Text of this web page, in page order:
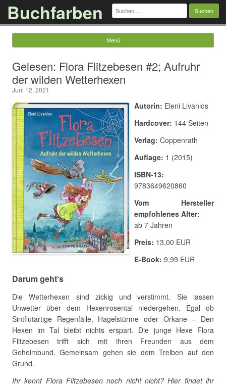
Buchfarben Suchen
nach:
Menü
Gelesen: Flora Flitzebesen #2; Aufruhr
der wilden Wetterhexen
Juni 12, 2021
Autorin: Eleni Livanios
Hardcover: 144 Seiten
Verlag: Coppenrath
Auflage: 1 (2015)
ISBN-13:
9783649620860
Vom Hersteller
empfohlenes Alter:
ab 7 Jahren
Preis: 13,00 EUR
E-Book: 9,99 EUR
Darum geht‘s
Die Wetterhexen sind zickig und verstimmt. Sie lassen
Unwetter über dem Hexenrosental niedergehen. Egal ob
Sintflutartige Regenfälle, Hagelstürme oder Orkane – Den
Hexen im Tal bleibt nichts erspart. Die junge Hexe Flora
Flitzebesen trifft sich mit ihren Freunden aus dem
Geheimbund. Gemeinsam gehen sie dem Treiben auf den
Grund.
Ihr kennt Flora Flitzebesen noch nicht nicht? Hier findet ihr